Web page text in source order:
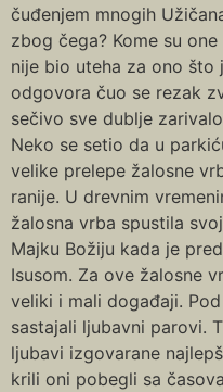
čuđenjem mnogih
zbog čega? Kome su
nije bio uteha za ono što
odgovora čuo se rezak
sečivo sve dublje
Neko se setio da u
velike prelepe žalosne
ranije. U drevnim
žalosna vrba spustila
Majku Božiju kada je
Isusom. Za ove žalosne
veliki i mali događaji.
sastajali ljubavni parovi.
ljubavi izgovarane
krili oni pobegli sa